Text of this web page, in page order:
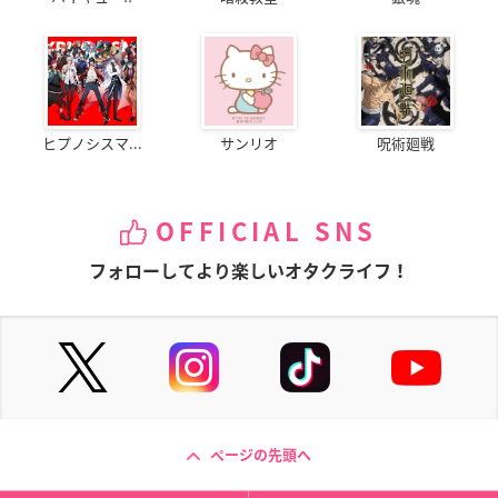
ヒプノシスマ... サンリオ 呪術廻戦
OFFICIAL SNS
フォローしてより楽しいオタクライフ！
ページの先頭へ